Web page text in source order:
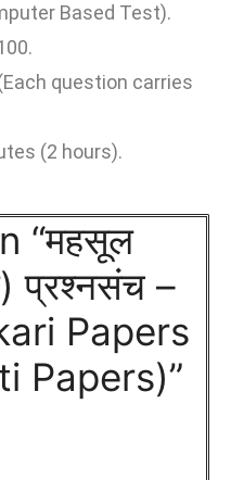
Based Test).
question carries
(2 hours).
“महसूल
प्रश्नसंच –
Papers
Papers)”